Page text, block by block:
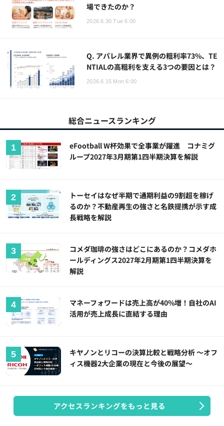
場できたのか？
2026.6.30 Tue 6:00
Q. アパレル業界で異例の粗利率73%、TE
NTIALの高粗利を支える3つの要因とは？
2026.6.15 Mon 6:00
総合ニュースランキング
eFootball W杯効果で全事業が躍進 コナミグ
ループ2027年3月期第1四半期決算を解説
トーセイはなぜ半期で通期利益の9割超を稼げ
るのか？不動産再生の強さと名鉄提携が示す成
長戦略を解説
コメダ珈琲の強さはどこにあるのか？コメダホ
ールディングス2027年2月期第1四半期決算を
解説
マネーフォワードは売上高が40%増！自社のAI
活用が売上成長に直結する理由
キヤノンとリコーの決算比較と戦略分析 ～オフ
ィス機器2大企業の現在と今後の展望～
アクセスランキングをもっと見る